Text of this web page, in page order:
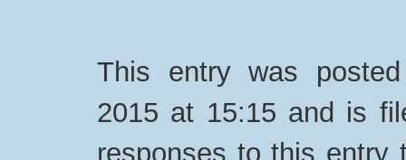
This entry was
2015 at 15:15 and is
responses to this entry